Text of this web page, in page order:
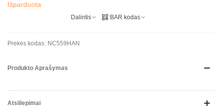
Išparduota
Dalintis BAR kodas
Prekės kodas: NC559HAN
Produkto Aprašymas
Atsiliepimai